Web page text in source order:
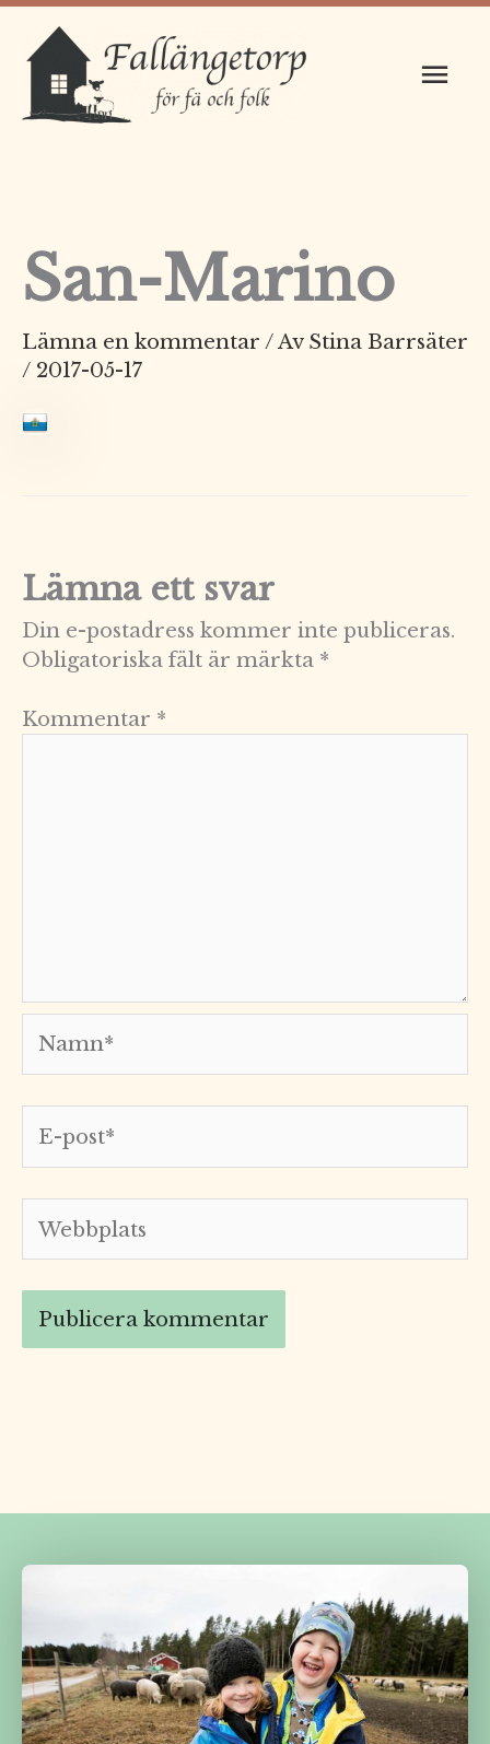
Hoppa
innehåll
San-Marino
Lämna en kommentar / Av Stina Barrsäter
/ 2017-05-17
Lämna ett svar
Din e-postadress kommer inte publiceras.
Obligatoriska fält är märkta *
Kommentar *
post*